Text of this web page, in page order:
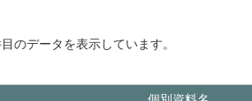
のデータを表示しています。